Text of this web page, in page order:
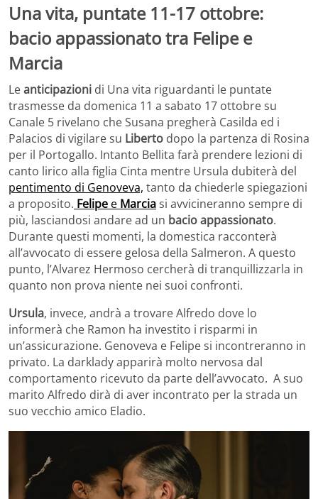
Una vita, puntate 11-17 ottobre:
bacio appassionato tra Felipe e
Marcia
Leanticipazioni di Una vita riguardanti le puntate
trasmesse da domenica 11 a sabato 17 ottobre su
Canale 5 rivelano che Susana pregherà Casilda ed i
Palacios di vigilare su Liberto dopo la partenza di Rosina
per il Portogallo. Intanto Bellita farà prendere lezioni di
canto lirico alla figlia Cinta mentre Ursula dubiterà del
pentimento di Genoveva, tanto da chiederle spiegazioni
a proposito. Felipe e Marciasi avvicineranno sempre di
più, lasciandosi andare ad un bacio appassionato.
Durante questi momenti, la domestica racconterà
all’avvocato di essere gelosa della Salmeron. A questo
punto, l’Alvarez Hermoso cercherà di tranquillizzarla in
quanto non prova niente nei suoi confronti.
Ursula, invece, andrà a trovare Alfredo dove lo
informerà che Ramon ha investito i risparmi in
un’assicurazione. Genoveva e Felipe si incontreranno in
privato. La darklady apparirà molto nervosa dal
comportamento ricevuto da parte dell’avvocato. A suo
marito Alfredo dirà di aver incontrato per la strada un
suo vecchio amico Eladio.